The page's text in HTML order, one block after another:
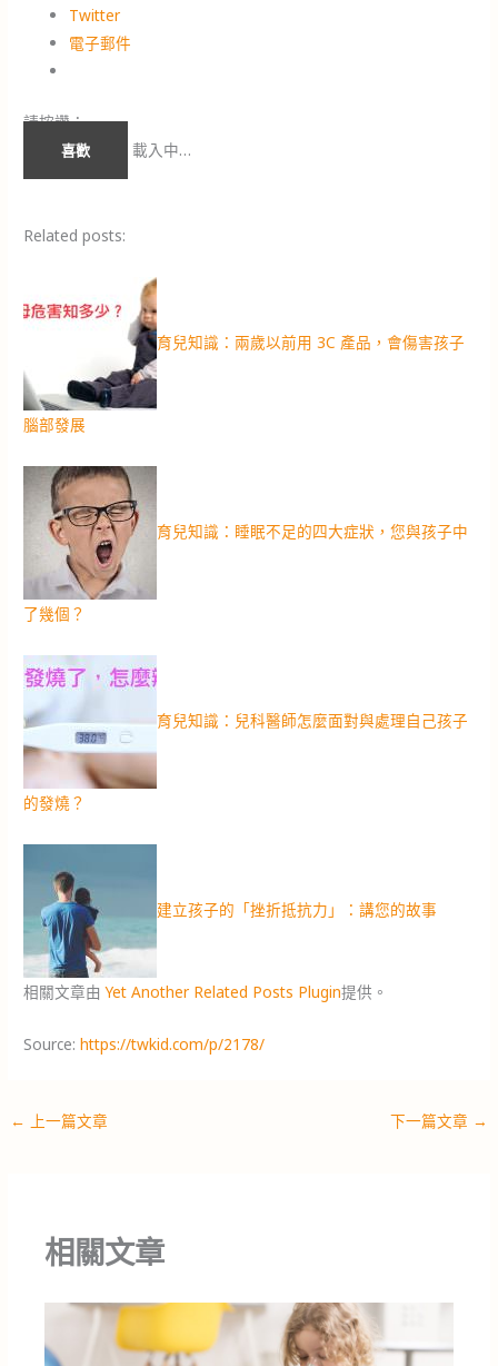
Twitter
電子郵件
請按讚：
喜歡 載入中…
Related posts:
育兒知識：兩歲以前用 3C 產品，會傷害孩子
腦部發展
育兒知識：睡眠不足的四大症狀，您與孩子中
了幾個？
育兒知識：兒科醫師怎麼面對與處理自己孩子
的發燒？
建立孩子的「挫折抵抗力」：講您的故事
相關文章由Yet Another Related Posts Plugin提供。
Source:https://twkid.com/p/2178/
← 上一篇文章 下一篇文章 →
相關文章